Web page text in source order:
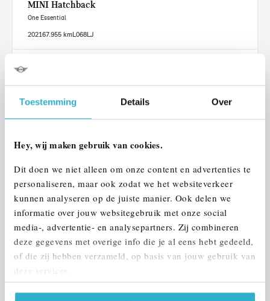
Toestemming Details Over
Hey, wij maken gebruik van cookies.
Dit doen we niet alleen om onze content en advertenties te
personaliseren, maar ook zodat we het websiteverkeer
kunnen analyseren op de juiste manier. Ook delen we
informatie over jouw websitegebruik met onze social
media-, advertentie- en analysepartners. Zij combineren
deze gegevens met overige info die je al eens hebt gedeeld,
of die zij hebben verzameld, op basis van jouw gebruik van
deze services.
MINI Hatchback
One Essential
202167.955 kmL068LJ